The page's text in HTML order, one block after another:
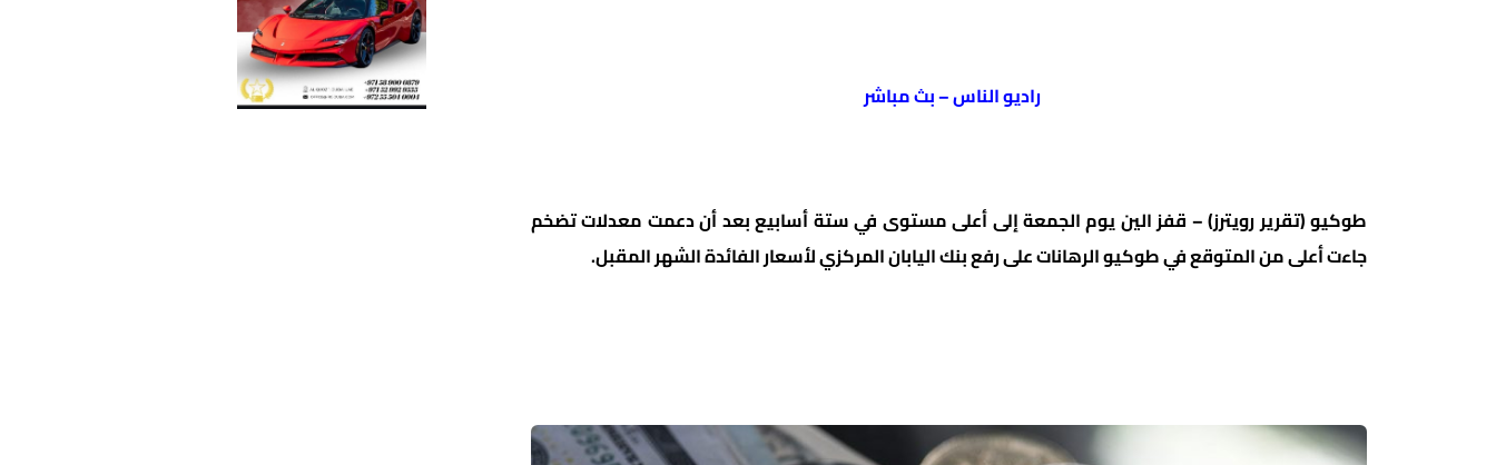
راديو الناس – بث مباشر
طوكيو (تقرير رويترز) – قفز الين يوم الجمعة إلى أعلى مستوى في ستة أسابيع بعد أن دعمت معدلات تضخم
جاءت أعلى من المتوقع في طوكيو الرهانات على رفع بنك اليابان المركزي لأسعار الفائدة الشهر المقبل.